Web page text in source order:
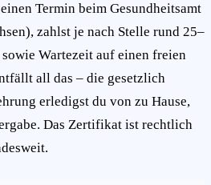
Termin beim Gesundheitsamt
zahlst je nach Stelle rund 25–
Wartezeit auf einen freien
all das – die gesetzlich
erledigst du von zu Hause,
Das Zertifikat ist rechtlich